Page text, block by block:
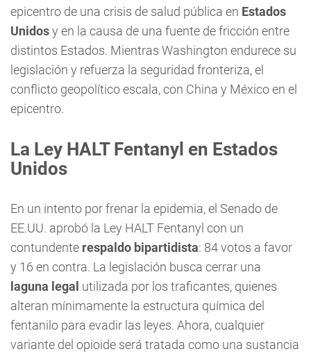
epicentro de una crisis de salud pública en Estados
Unidosy en la causa de una fuente de fricción entre
distintos Estados. Mientras Washington endurece su
legislación y refuerza la seguridad fronteriza, el
conflicto geopolítico escala, con China y México en el
epicentro.
La Ley HALT Fentanyl en Estados
Unidos
En un intento por frenar la epidemia, el Senado de
EE.UU. aprobó la Ley HALT Fentanyl con un
contundente respaldo bipartidista: 84 votos a favor
y 16 en contra. La legislación busca cerrar una
laguna legal utilizada por los traficantes, quienes
alteran mínimamente la estructura química del
fentanilo para evadir las leyes. Ahora, cualquier
variante del opioide será tratada como una sustancia